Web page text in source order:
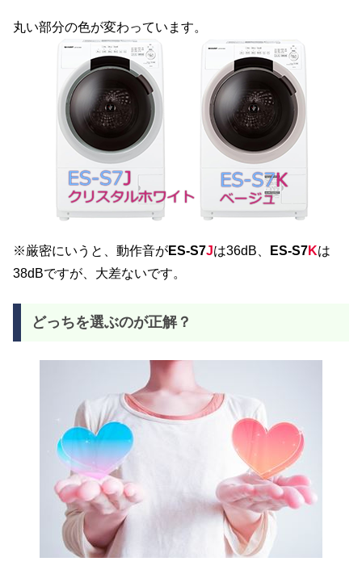
丸い部分の色が変わっています。
※厳密にいうと、動作音がES-S7Jは36dB、 ES-S7Kは
38dBですが、大差ないです。
どっちを選ぶのが正解？